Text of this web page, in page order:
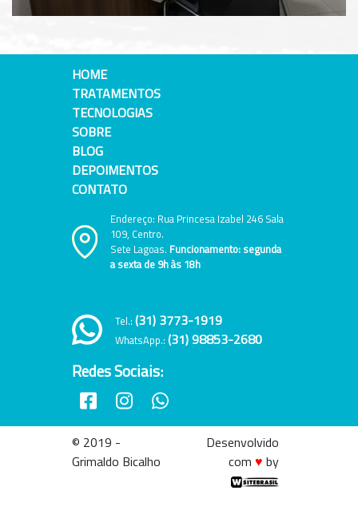
HOME
TRATAMENTOS
TECNOLOGIAS
SOBRE
BLOG
DEPOIMENTOS
CONTATO
Endereço: Rua Princesa Izabel 246 Sala
109, Centro.
Sete Lagoas. Funcionamento: segunda
a sexta de 9h às 18h
Tel.: (31) 3773-1919
WhatsApp.: (31) 98853-2680
Redes Sociais:
© 2019 -
Grimaldo Bicalho
Desenvolvido
com♥ by